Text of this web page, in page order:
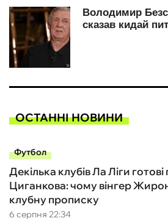
ОСТАННІ НОВИНИ
Футбол
6 серпня 22:34
Декілька клубів Ла Ліги готові
Циганкова: чому вінгер
клубну прописку